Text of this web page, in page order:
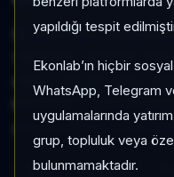
yapıldığı tespit
Ekonlab’ın hiçbir
WhatsApp, Telegram
uygulamalarında
grup, topluluk veya
bulunmamaktadır.
İŞ PORTFÖY 2028
SERBEST (DÖVİZ)
ayda +%0,26 getiri,
yoğunluğu ile
KKP Serbest